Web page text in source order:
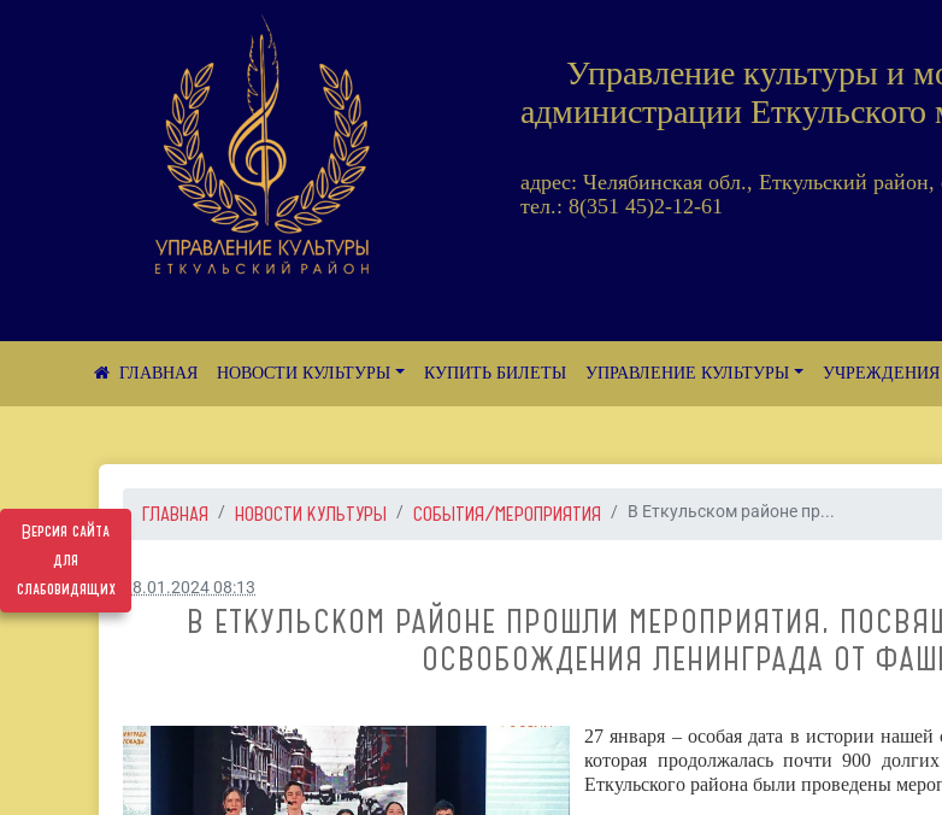
Версия сайта
для
слабовидящих
Управление культуры и
администрации
адрес: Челябинская обл., Еткульский
тел.: 8(351 45)2-12-61
НОВОСТИ КУЛЬТУРЫ КУПИТЬ БИЛЕТЫ УПРАВЛЕНИЕ КУЛЬТУРЫ УЧРЕЖДЕНИЯ
ГЛАВНАЯ НОВОСТИ КУЛЬТУРЫ СОБЫТИЯ/МЕРОПРИЯТИЯ В Еткульском районе пр...
28.01.2024 08:13
В ЕТКУЛЬСКОМ РАЙОНЕ ПРОШЛИ МЕРОПРИЯТИЯ,
ОСВОБОЖДЕНИЯ ЛЕНИНГРАДА ОТ
27 января – особая дата в истории
которая продолжалась почти 900
Еткульского района были проведены